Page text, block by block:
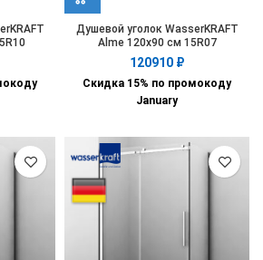
Душевой уголок WasserKRAFT
Alme 120х90 см 15R07
120910 ₽
Скидка 15% по промокоду
January